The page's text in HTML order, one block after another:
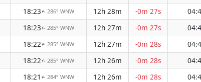
18:23↑ 286° WNW 12h 28m -0m 27s
18:23↑ 285° WNW 12h 27m -0m 27s
18:22↑ 285° WNW 12h 27m -0m 28s
18:22↑ 285° WNW 12h 26m -0m 28s
18:21 ↑ 284° WNW 12h 26m -0m 28s